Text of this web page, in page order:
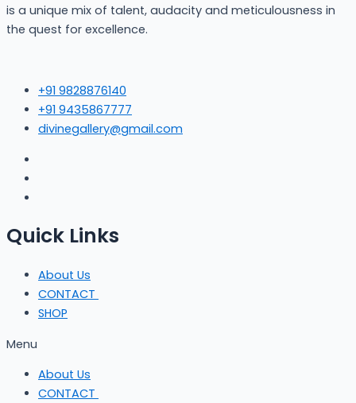
is a unique mix of talent, audacity and meticulousness in
the quest for excellence.
+91 9828876140
+91 9435867777
divinegallery@gmail.com
Quick Links
About Us
CONTACT
SHOP
Menu
About Us
CONTACT